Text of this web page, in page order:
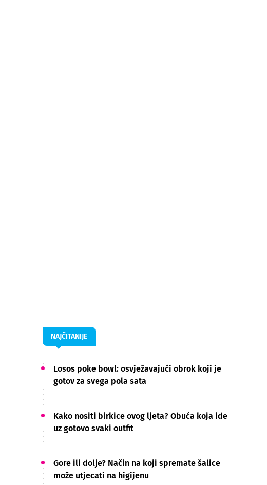
NAJČITANIJE
Losos poke bowl: osvježavajući obrok koji je
gotov za svega pola sata
Kako nositi birkice ovog ljeta? Obuća koja ide
uz gotovo svaki outfit
Gore ili dolje? Način na koji spremate šalice
može utjecati na higijenu